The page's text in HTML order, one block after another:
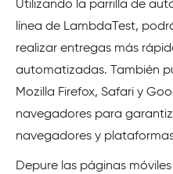
Utilizando la parrilla de
línea de LambdaTest,
realizar entregas más
automatizadas. También
Mozilla Firefox, Safari y
navegadores para
navegadores y
Depure las páginas